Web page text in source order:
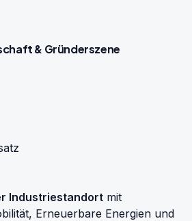
& Gründerszene
Industriestandort mit
Erneuerbare Energien und